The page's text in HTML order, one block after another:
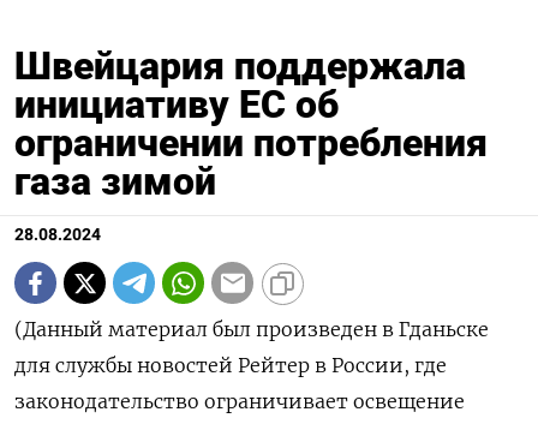
Швейцария поддержала
инициативу ЕС об
ограничении потребления
газа зимой
28.08.2024
(Данный материал был произведен в Гданьске
для службы новостей Рейтер в России, где
законодательство ограничивает освещение